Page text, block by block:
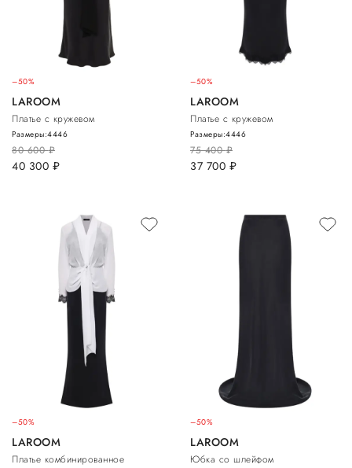
–50%
LAROOM
Платье с кружевом
80 600руб.
40 300 руб.
Размеры:4446
–50%
LAROOM
Платье с кружевом
75 400руб.
37 700 руб.
Размеры:4446
–50%
LAROOM
Платье комбинированное
–50%
LAROOM
Юбка со шлейфом